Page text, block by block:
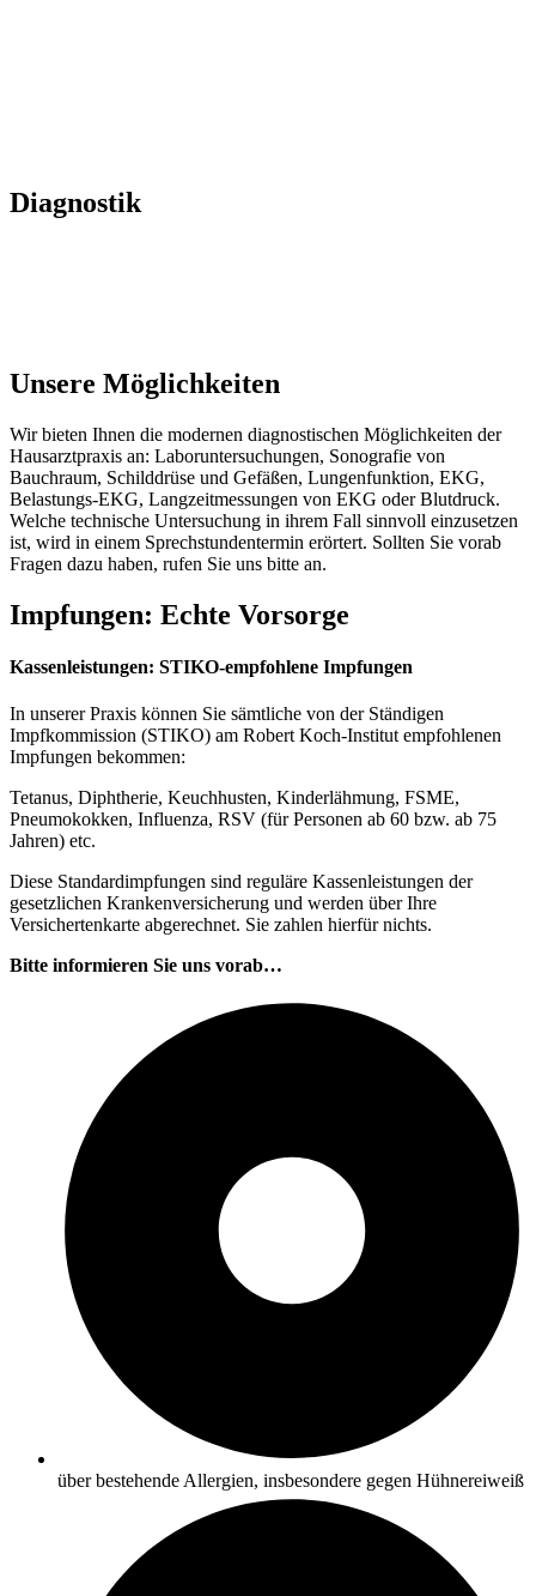
Diagnostik
Unsere Möglichkeiten
Wir bieten Ihnen die modernen diagnostischen Möglichkeiten der
Hausarztpraxis an: Laboruntersuchungen, Sonografie von
Bauchraum, Schilddrüse und Gefäßen, Lungenfunktion, EKG,
Belastungs-EKG, Langzeitmessungen von EKG oder Blutdruck.
Welche technische Untersuchung in ihrem Fall sinnvoll einzusetzen
ist, wird in einem Sprechstundentermin erörtert. Sollten Sie vorab
Fragen dazu haben, rufen Sie uns bitte an.
Impfungen: Echte Vorsorge
Kassenleistungen: STIKO-empfohlene Impfungen
In unserer Praxis können Sie sämtliche von der Ständigen
Impfkommission (STIKO) am Robert Koch-Institut empfohlenen
Impfungen bekommen:
Tetanus, Diphtherie, Keuchhusten, Kinderlähmung, FSME,
Pneumokokken, Influenza, RSV (für Personen ab 60 bzw. ab 75
Jahren) etc.
Diese Standardimpfungen sind reguläre Kassenleistungen der
gesetzlichen Krankenversicherung und werden über Ihre
Versichertenkarte abgerechnet. Sie zahlen hierfür nichts.
Bitte informieren Sie uns vorab…
über bestehende Allergien, insbesondere gegen Hühnereiweiß